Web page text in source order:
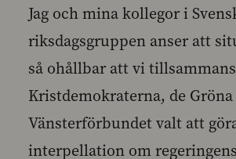
Jag och mina kollegor i
riksdagsgruppen anser att
så ohållbar att vi
Kristdemokraterna, de
Vänsterförbundet valt att
interpellation om regeringens